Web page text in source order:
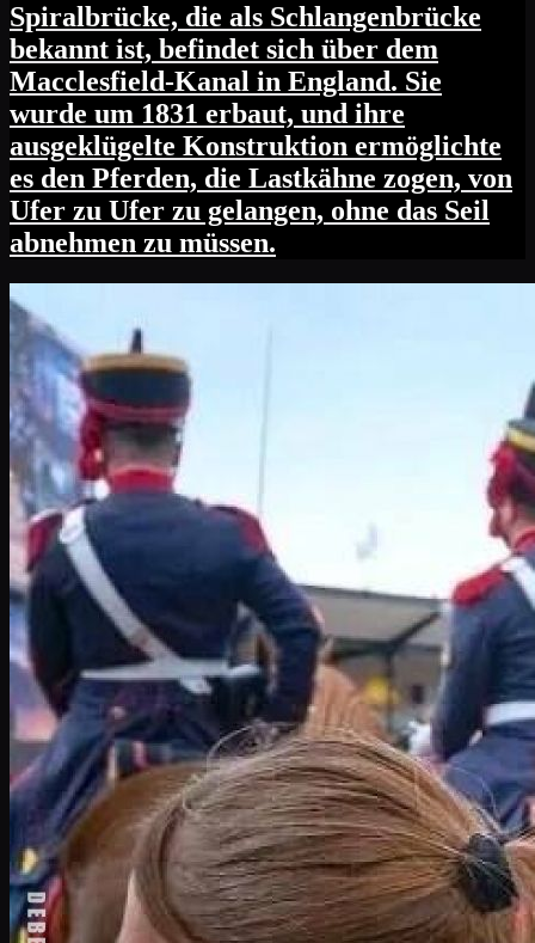
Spiralbrücke, die als Schlangenbrücke
bekannt ist, befindet sich über dem
Macclesfield-Kanal in England. Sie
wurde um 1831 erbaut, und ihre
ausgeklügelte Konstruktion ermöglichte
es den Pferden, die Lastkähne zogen, von
Ufer zu Ufer zu gelangen, ohne das Seil
abnehmen zu müssen.